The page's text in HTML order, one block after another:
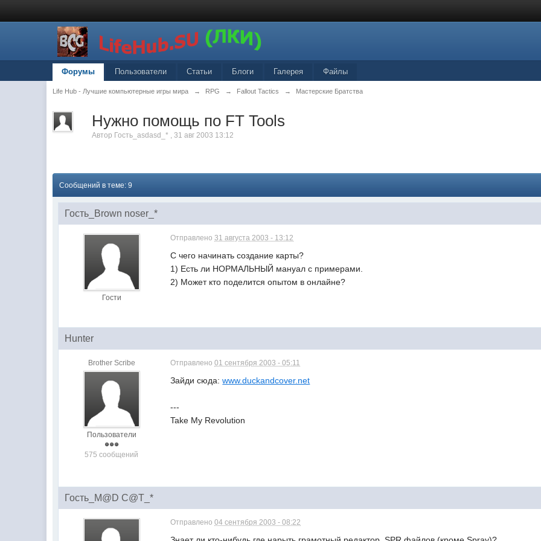
Форумы Пользователи Статьи Блоги Галерея Файлы
Life Hub - Лучшие компьютерные игры мира → RPG → Fallout Tactics → Мастерские Братства
Нужно помощь по FT Tools
Автор Гость_asdasd_* ,31 авг 2003 13:12
Сообщений в теме: 9
Гость_Brown noser_*
Гости
Отправлено31 августа 2003 - 13:12
С чего начинать создание карты?
1) Есть ли НОРМАЛЬНЫЙ мануал с примерами.
2) Может кто поделится опытом в онлайне?
Hunter
Brother Scribe
Пользователи
575 сообщений
Отправлено01 сентября 2003 - 05:11
Зайди сюда:www.duckandcover.net
---
Take My Revolution
Гость_M@D C@T_*
Отправлено04 сентября 2003 - 08:22